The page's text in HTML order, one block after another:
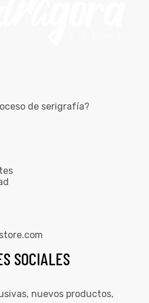
de serigrafía?
SOCIALES
nuevos productos,